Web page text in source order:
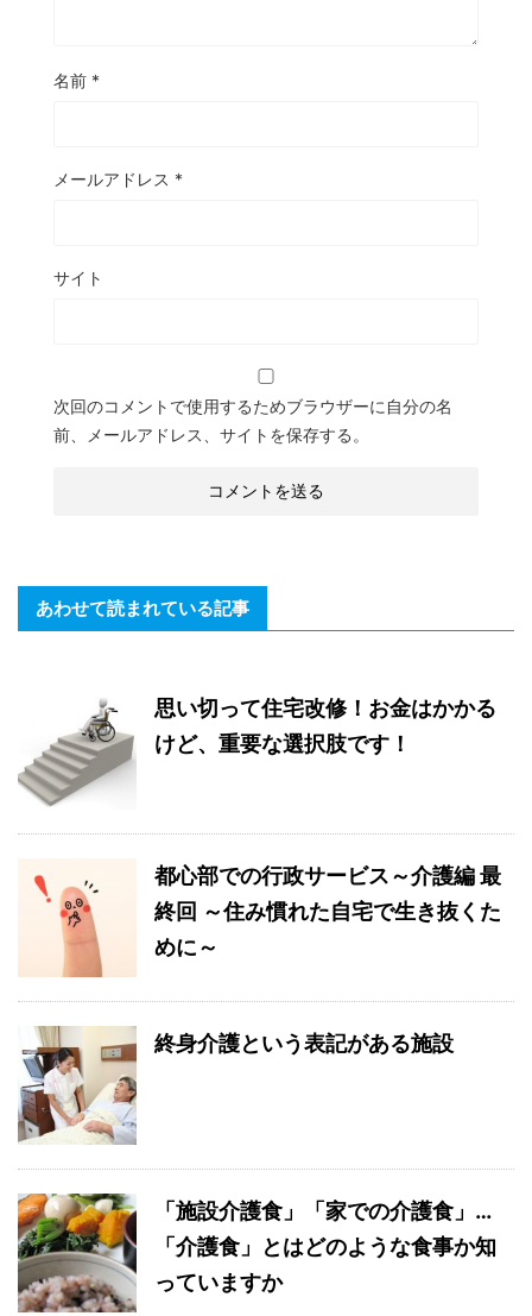
名前 *
メールアドレス *
サイト
次回のコメントで使用するためブラウザーに自分の名
前、メールアドレス、サイトを保存する。
あわせて読まれている記事
思い切って住宅改修！お金はかかる
けど、重要な選択肢です！
都心部での行政サービス～介護編 最
終回 ～住み慣れた自宅で生き抜くた
めに～
終身介護という表記がある施設
「施設介護食」「家での介護食」…
「介護食」とはどのような食事か知
っていますか